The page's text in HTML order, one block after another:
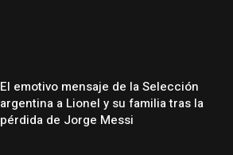
El emotivo mensaje de la Selección
argentina a Lionel y su familia tras la
pérdida de Jorge Messi